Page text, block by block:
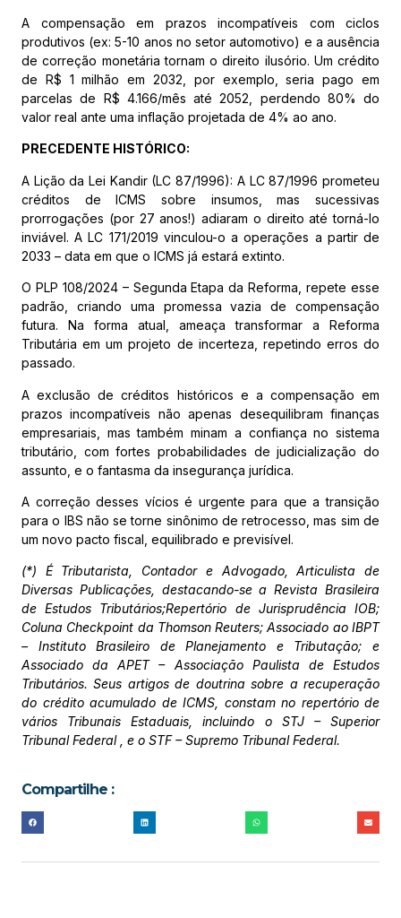
A compensação em prazos incompatíveis com ciclos
produtivos (ex: 5-10 anos no setor automotivo) e a ausência
de correção monetária tornam o direito ilusório. Um crédito
de R$ 1 milhão em 2032, por exemplo, seria pago em
parcelas de R$ 4.166/mês até 2052, perdendo 80% do
valor real ante uma inflação projetada de 4% ao ano.
PRECEDENTE HISTÓRICO:
A Lição da Lei Kandir (LC 87/1996): A LC 87/1996 prometeu
créditos de ICMS sobre insumos, mas sucessivas
prorrogações (por 27 anos!) adiaram o direito até torná-lo
inviável. A LC 171/2019 vinculou-o a operações a partir de
2033 – data em que o ICMS já estará extinto.
O PLP 108/2024 – Segunda Etapa da Reforma, repete esse
padrão, criando uma promessa vazia de compensação
futura. Na forma atual, ameaça transformar a Reforma
Tributária em um projeto de incerteza, repetindo erros do
passado.
A exclusão de créditos históricos e a compensação em
prazos incompatíveis não apenas desequilibram finanças
empresariais, mas também minam a confiança no sistema
tributário, com fortes probabilidades de judicialização do
assunto, e o fantasma da insegurança jurídica.
A correção desses vícios é urgente para que a transição
para o IBS não se torne sinônimo de retrocesso, mas sim de
um novo pacto fiscal, equilibrado e previsível.
(*) É Tributarista, Contador e Advogado, Articulista de
Diversas Publicações, destacando-se a Revista Brasileira
de Estudos Tributários;Repertório de Jurisprudência IOB;
Coluna Checkpoint da Thomson Reuters; Associado ao IBPT
– Instituto Brasileiro de Planejamento e Tributação; e
Associado da APET – Associação Paulista de Estudos
Tributários. Seus artigos de doutrina sobre a recuperação
do crédito acumulado de ICMS, constam no repertório de
vários Tribunais Estaduais, incluindo o STJ – Superior
Tribunal Federal , e o STF – Supremo Tribunal Federal.
Compartilhe :